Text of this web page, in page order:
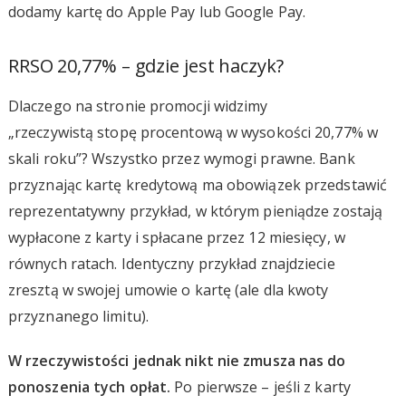
dodamy kartę do Apple Pay lub Google Pay.
RRSO 20,77% – gdzie jest haczyk?
Dlaczego na stronie promocji widzimy
„rzeczywistą stopę procentową w wysokości 20,77% w
skali roku”? Wszystko przez wymogi prawne. Bank
przyznając kartę kredytową ma obowiązek przedstawić
reprezentatywny przykład, w którym pieniądze zostają
wypłacone z karty i spłacane przez 12 miesięcy, w
równych ratach. Identyczny przykład znajdziecie
zresztą w swojej umowie o kartę (ale dla kwoty
przyznanego limitu).
W rzeczywistości jednak nikt nie zmusza nas do
ponoszenia tych opłat. Po pierwsze – jeśli z karty